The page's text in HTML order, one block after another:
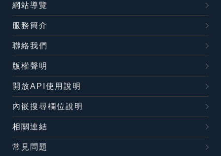
網站導覽
服務簡介
聯絡我們
版權聲明
開放API使用說明
內嵌搜尋欄位說明
相關連結
常見問題